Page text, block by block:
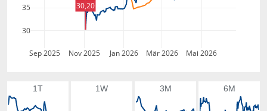
Sep 2025 Nov 2025 Jan 2026 Mär 2026 Mai 2026
30
35 30,20
1T 1W 3M 6M